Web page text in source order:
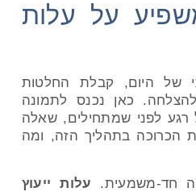
על עלות
של היום, קבלת החלטות
כאן נכנס לתמונה
רגע לפני שמתחילים, שאלה
הכרוכה בתהליך הזה, ומה
חד-משמעית. עלות ייעוץ